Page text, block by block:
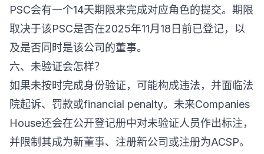
PSC会有一个14天期限来完成对应角色的提交。期限
取决于该PSC是否在2025年11月18日前已登记，以
及是否同时是该公司的董事。
六、未验证会怎样？
如果未按时完成身份验证，可能构成违法，并面临法
院起诉、罚款或financial penalty。未来Companies
House还会在公开登记册中对未验证人员作出标注，
并限制其成为新董事、注册新公司或注册为ACSP。